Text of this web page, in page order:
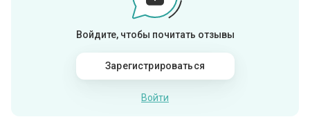
Войдите, чтобы почитать отзывы
Зарегистрироваться
Войти